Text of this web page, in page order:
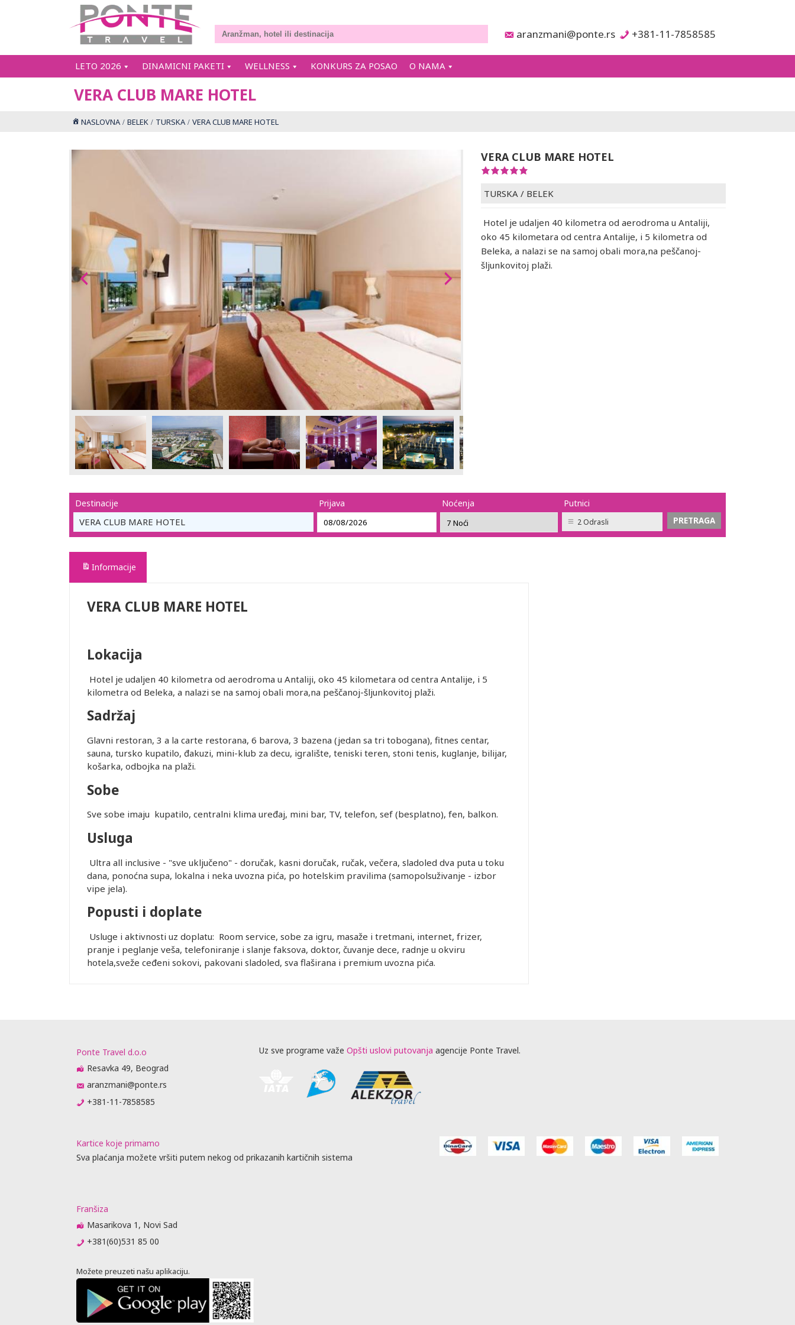
aranzmani@ponte.rs +381-11-7858585
LETO 2026 DINAMICNI PAKETI WELLNESS KONKURS ZA POSAO O NAMA
VERA CLUB MARE HOTEL
NASLOVNA BELEK TURSKA VERA CLUB MARE HOTEL
VERA CLUB MARE HOTEL
TURSKA / BELEK
Hotel je udaljen 40 kilometra od aerodroma u Antaliji,
oko 45 kilometara od centra Antalije, i 5 kilometra od
Beleka, a nalazi se na samoj obali mora,na peščanoj-
šljunkovitoj plaži.
Destinacije
VERA CLUB MARE HOTEL
Prijava Noćenja Putnici
2 Odrasli
Informacije
VERA CLUB MARE HOTEL
Lokacija
Hotel je udaljen 40 kilometra od aerodroma u Antaliji, oko 45 kilometara od centra Antalije, i 5
kilometra od Beleka, a nalazi se na samoj obali mora,na peščanoj-šljunkovitoj plaži.
Sadržaj
Glavni restoran, 3 a la carte restorana, 6 barova, 3 bazena (jedan sa tri tobogana), fitnes centar,
sauna, tursko kupatilo, đakuzi, mini-klub za decu, igralište, teniski teren, stoni tenis, kuglanje, bilijar,
košarka, odbojka na plaži.
Sobe
Sve sobe imaju kupatilo, centralni klima uređaj, mini bar, TV, telefon, sef (besplatno), fen, balkon.
Usluga
Ultra all inclusive - "sve uključeno" - doručak, kasni doručak, ručak, večera, sladoled dva puta u toku
dana, ponoćna supa, lokalna i neka uvozna pića, po hotelskim pravilima (samopolsuživanje - izbor
vipe jela).
Popusti i doplate
Usluge i aktivnosti uz doplatu: Room service, sobe za igru, masaže i tretmani, internet, frizer,
pranje i peglanje veša, telefoniranje i slanje faksova, doktor, čuvanje dece, radnje u okviru
hotela,sveže ceđeni sokovi, pakovani sladoled, sva flaširana i premium uvozna pića.
Ponte Travel d.o.o
Resavka 49, Beograd
aranzmani@ponte.rs
+381-11-7858585
Uz sve programe važe Opšti uslovi putovanja agencije Ponte Travel.
Kartice koje primamo
Sva plaćanja možete vršiti putem nekog od prikazanih kartičnih sistema
Franšiza
Masarikova 1, Novi Sad
+381(60)531 85 00
Možete preuzeti našu aplikaciju.